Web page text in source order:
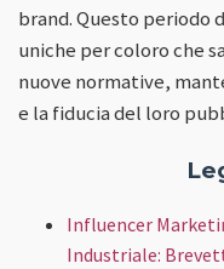
brand. Questo
uniche per coloro che
nuove normative,
e la fiducia del loro
Influencer
Industriale: